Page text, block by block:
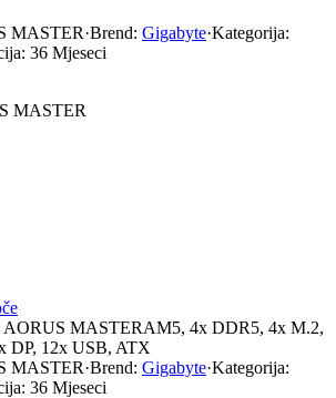
MASTER·Brend: Gigabyte·Kategorija:
36 Mjeseci
MASTER
AORUS MASTERAM5, 4x DDR5, 4x M.2,
DP, 12x USB, ATX
MASTER·Brend: Gigabyte·Kategorija:
36 Mjeseci